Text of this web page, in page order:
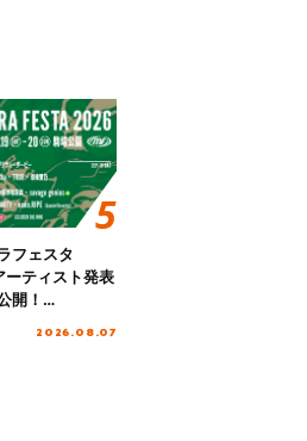
フェスタ
ティスト発表
開！
戦も決定し、
2026.08.07